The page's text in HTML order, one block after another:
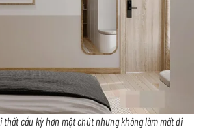
thất cầu kỳ hơn một chút nhưng không làm mất đi